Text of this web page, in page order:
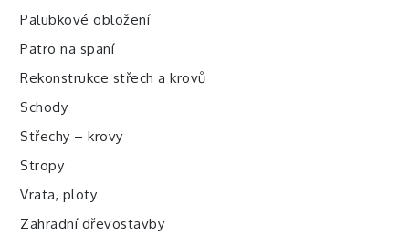
Palubkové obložení
Patro na spaní
Rekonstrukce střech a krovů
Schody
Střechy – krovy
Stropy
Vrata, ploty
Zahradní dřevostavby